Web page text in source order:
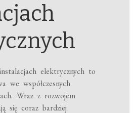
elektrycznych to
we współczesnych
Wraz z rozwojem
się coraz bardziej